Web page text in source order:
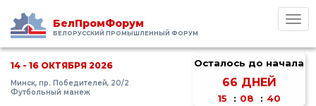
БелПромФорум
БЕЛОРУССКИЙ ПРОМЫШЛЕННЫЙ ФОРУМ
14 - 16 ОКТЯБРЯ 2026
Минск, пр. Победителей, 20/2
Футбольный манеж
Осталось до начала
66 ДНЕЙ
15 : 08 : 40